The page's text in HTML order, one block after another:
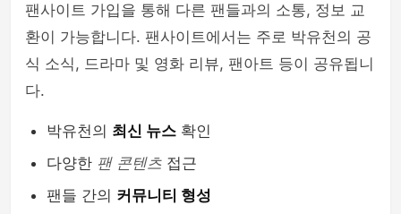
팬사이트 가입을 통해 다른 팬들과의 소통, 정보 교
환이 가능합니다. 팬사이트에서는 주로 박유천의 공
식 소식, 드라마 및 영화 리뷰, 팬아트 등이 공유됩니
다.
박유천의 최신 뉴스 확인
다양한 팬 콘텐츠 접근
팬들 간의 커뮤니티 형성